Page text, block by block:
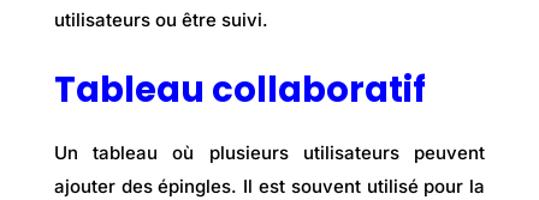
utilisateurs ou être suivi.
Tableau collaboratif
Un tableau où plusieurs utilisateurs peuvent
ajouter des épingles. Il est souvent utilisé pour la